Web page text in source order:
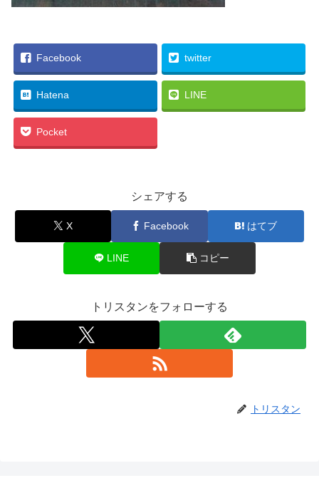
Facebook twitter
Hatena LINE
Pocket
シェアする
X Facebook はてブ
LINE コピー
トリスタンをフォローする
トリスタン